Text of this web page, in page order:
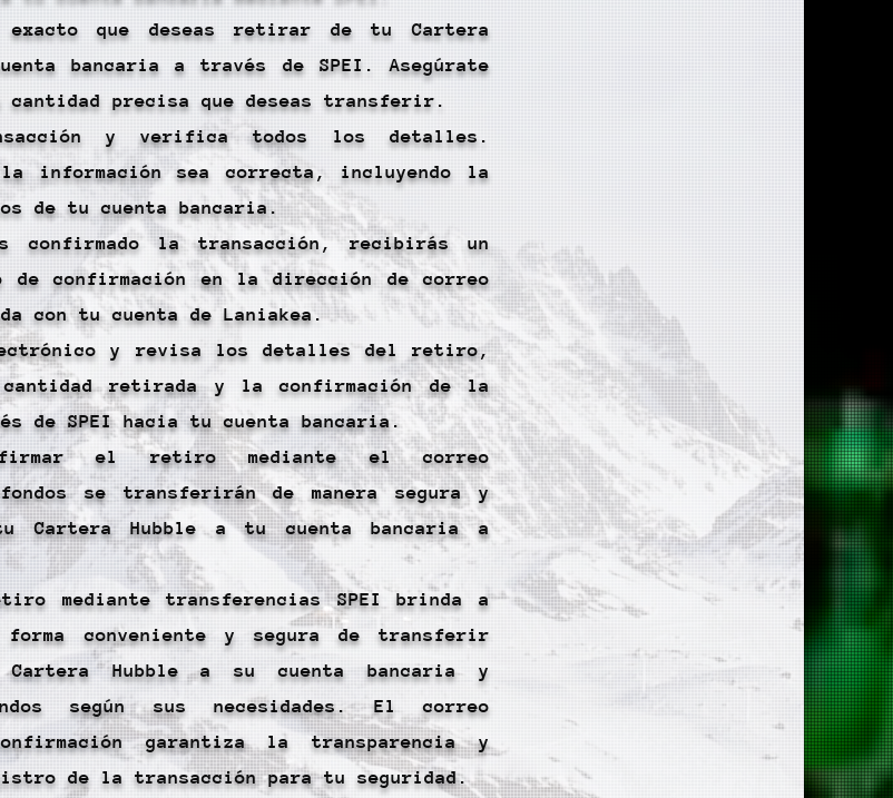
exacto que deseas retirar de tu Cartera
bancaria a través de SPEI. Asegúrate
cantidad precisa que deseas transferir.
y verifica todos los detalles.
la información sea correcta, incluyendo la
de tu cuenta bancaria.
confirmado la transacción, recibirás un
de confirmación en la dirección de correo
con tu cuenta de Laniakea.
y revisa los detalles del retiro,
retirada y la confirmación de la
de SPEI hacia tu cuenta bancaria.
el retiro mediante el correo
se transferirán de manera segura y
Cartera Hubble a tu cuenta bancaria a
mediante transferencias SPEI brinda a
conveniente y segura de transferir
Cartera Hubble a su cuenta bancaria y
según sus necesidades. El correo
garantiza la transparencia y
de la transacción para tu seguridad.